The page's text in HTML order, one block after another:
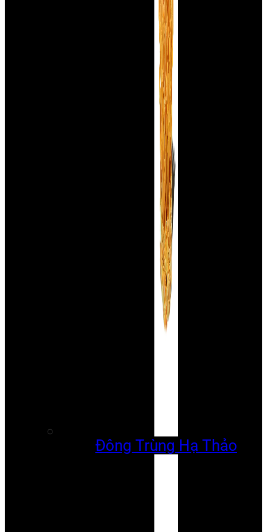
Đông Trùng Hạ Thảo